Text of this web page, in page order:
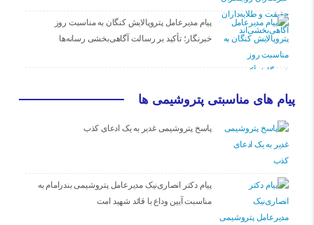
پیام مدیرعامل پتروپالایش کنگان به مناسبت روز
خبرنگار؛ تأکید بر رسالت آگاهی‌بخشی رسانه‌ها
پیام های مناسبتی پتروشیمی ها
پاسخ پتروشیمی غدیر به یک ادعای کذب
پیام دکتر انصاری‌نیک مدیرعامل پتروشیمی بندرامام به
مناسبت آیین وداع با قائد شهید امت